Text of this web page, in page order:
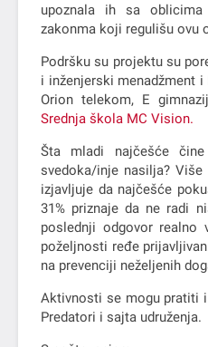
upoznala ih sa
zakonma koji regulišu ovu
Podršku su projektu su
i inženjerski menadžment
Orion telekom, E
Srednja škola MC Vision.
Šta mladi najčešće
svedoka/inje nasilјa?
izjavlјuje da najčešće
31% priznaje da ne radi
poslednji odgovor
poželјnosti ređe
na prevenciji neželјenih
Aktivnosti se mogu pratiti
Predatori i sajta udruženja.